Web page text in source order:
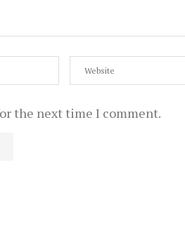
the next time I comment.